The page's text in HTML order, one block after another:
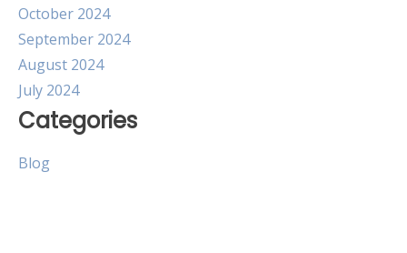
October 2024
September 2024
August 2024
July 2024
Categories
Blog